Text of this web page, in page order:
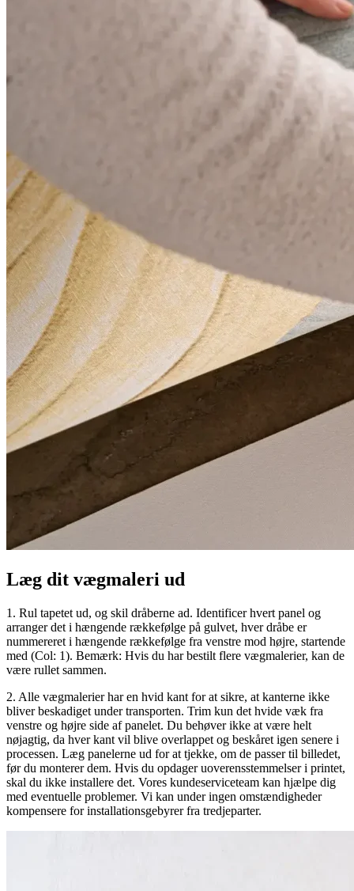
Læg dit vægmaleri ud
1. Rul tapetet ud, og skil dråberne ad. Identificer hvert panel og
arranger det i hængende rækkefølge på gulvet, hver dråbe er
nummereret i hængende rækkefølge fra venstre mod højre, startende
med (Col: 1). Bemærk: Hvis du har bestilt flere vægmalerier, kan de
være rullet sammen.
2. Alle vægmalerier har en hvid kant for at sikre, at kanterne ikke
bliver beskadiget under transporten. Trim kun det hvide væk fra
venstre og højre side af panelet. Du behøver ikke at være helt
nøjagtig, da hver kant vil blive overlappet og beskåret igen senere i
processen. Læg panelerne ud for at tjekke, om de passer til billedet,
før du monterer dem. Hvis du opdager uoverensstemmelser i printet,
skal du ikke installere det. Vores kundeserviceteam kan hjælpe dig
med eventuelle problemer. Vi kan under ingen omstændigheder
kompensere for installationsgebyrer fra tredjeparter.